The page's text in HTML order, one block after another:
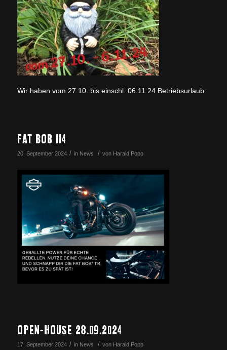
Wir haben vom 27.10. bis einschl. 06.11.24 Betriebsurlaub
FAT BOB 114
20. September 2024 / in News / von Harald Popp
OPEN-HOUSE 28.09.2024
17. September 2024 / in News / von Harald Popp